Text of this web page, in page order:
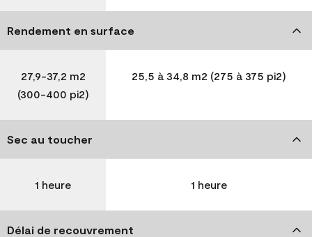
Rendement en surface
27,9-37,2 m2
(300-400 pi2)
25,5 à 34,8 m2 (275 à 375 pi2)
Sec au toucher
1 heure 1 heure
Délai de recouvrement